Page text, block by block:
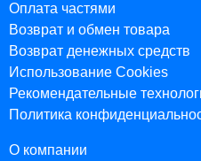
Оплата частями
Возврат и обмен товара
Возврат денежных средств
Использование Cookies
Рекомендательные
Политика
О компании